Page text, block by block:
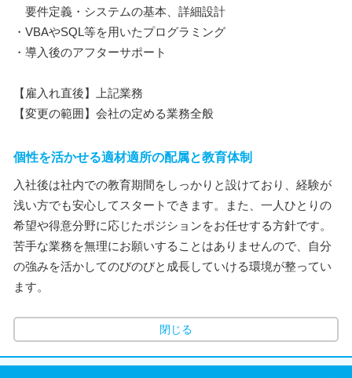
要件定義・システムの基本、詳細設計
・VBAやSQL等を用いたプログラミング
・導入後のアフターサポート
【雇入れ直後】上記業務
【変更の範囲】会社の定める業務全般
個性を活かせる適材適所の配属と教育体制
入社後は社内での教育期間をしっかりと設けており、経験が
浅い方でも安心してスタートできます。また、一人ひとりの
希望や得意分野に応じたポジションをお任せする方針です。
苦手な業務を無理にお願いすることはありませんので、自分
の強みを活かしてのびのびと成長していける環境が整ってい
ます。
閉じる